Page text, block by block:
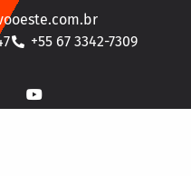
+55 67 3342-7309